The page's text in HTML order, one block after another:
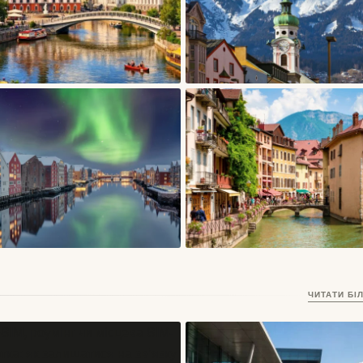
Естонія — університетське
місто дерев’яних кварталів і
спокою
08/2026
СТАТТІ
Інсбрук — місто в Австрії, де
старий центр дивиться прямо на
Альпи
03/06/2026
і студентського
Ансі, Франція — альпійське
неквапливих ранків
ЧИТАТИ